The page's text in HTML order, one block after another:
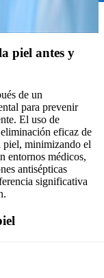
piel antes y
de un
para prevenir
El uso de
eficaz de
piel, minimizando el
entornos médicos,
antisépticas
significativa